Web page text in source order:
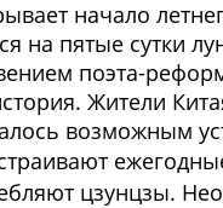
начало
на пятые сутки
поэта-
Жители
возможным
цзунцзы.